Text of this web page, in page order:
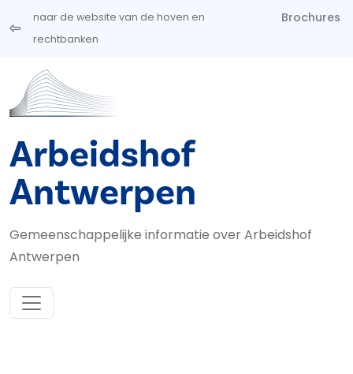
Overslaan en naar de inhoud gaan
naar de website van de hoven en
rechtbanken
Brochures
Arbeidshof
Antwerpen
Gemeenschappelijke informatie over Arbeidshof
Antwerpen